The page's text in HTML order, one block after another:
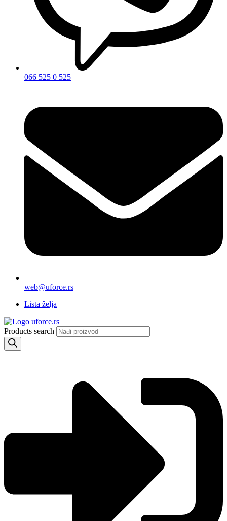
066 525 0 525
web@uforce.rs
Lista želja
Products search